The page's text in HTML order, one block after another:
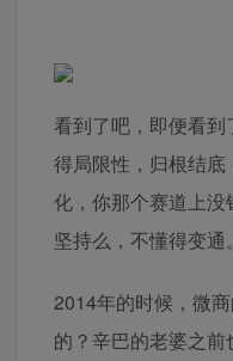
看到了吧，即便看
得局限性，归根结
化，你那个赛道上
坚持么，不懂得变通。
2014年的时候，微
的？辛巴的老婆之